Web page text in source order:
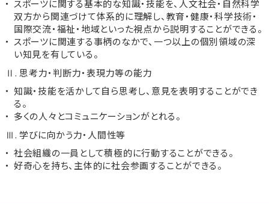
スポーツに関する基本的な知識・技能を、人文社会・自然科学
双方から関連づけて体系的に理解し、教育・健康・科学技術・
国際交流・福祉・地域といった視点から説明することができる。
スポーツに関連する事柄のなかで、一つ以上の個別領域の深
い知見を有している。
Ⅱ. 思考力・判断力・表現力等の能力
知識・技能を活かして自ら思考し、意見を表明することができ
る。
多くの人々とコミュニケーションがとれる。
Ⅲ. 学びに向かう力・人間性等
社会組織の一員として積極的に行動することができる。
好奇心を持ち、主体的に社会参画することができる。